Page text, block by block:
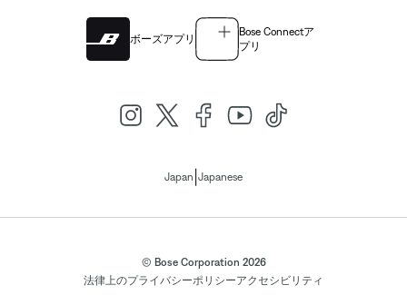
ボーズアプリ
Bose Connectア
プリ
Japan Japanese
© Bose Corporation 2026
法律上のプライバシーポリシーアクセシビリティ